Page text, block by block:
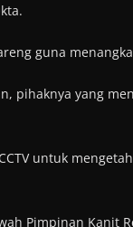
guna
pihaknya yang
untuk
Pimpinan Kanit